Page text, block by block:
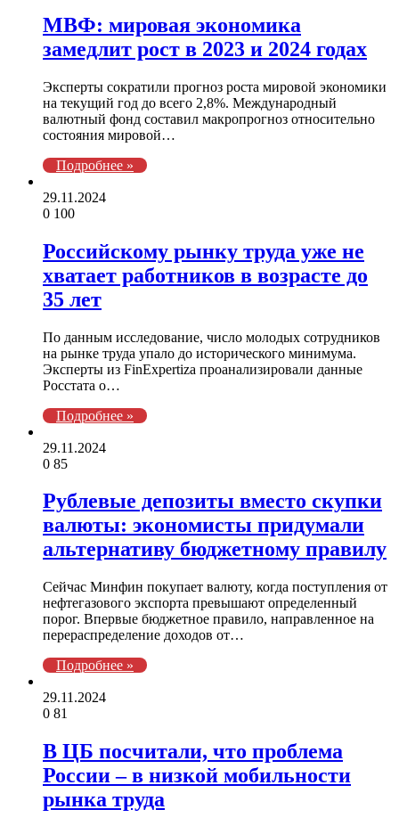
МВФ: мировая экономика
замедлит рост в 2023 и 2024 годах
Эксперты сократили прогноз роста мировой экономики
на текущий год до всего 2,8%. Международный
валютный фонд составил макропрогноз относительно
состояния мировой…
Подробнее »
29.11.2024
0 100
Российскому рынку труда уже не
хватает работников в возрасте до
35 лет
По данным исследование, число молодых сотрудников
на рынке труда упало до исторического минимума.
Эксперты из FinExpertiza проанализировали данные
Росстата о…
Подробнее »
29.11.2024
0 85
Рублевые депозиты вместо скупки
валюты: экономисты придумали
альтернативу бюджетному правилу
Сейчас Минфин покупает валюту, когда поступления от
нефтегазового экспорта превышают определенный
порог. Впервые бюджетное правило, направленное на
перераспределение доходов от…
Подробнее »
29.11.2024
0 81
В ЦБ посчитали, что проблема
России – в низкой мобильности
рынка труда